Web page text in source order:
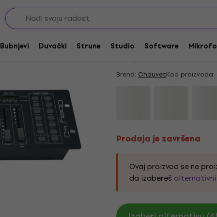
Bubnjevi Duvački Strune Studio Software
DMX Kontroleri
Prodaja je završena
Chauvet Obey 40
Brend: ChauvetKod proizvoda:
Prodaja je završena
Ovaj proizvod se ne
da izabereš